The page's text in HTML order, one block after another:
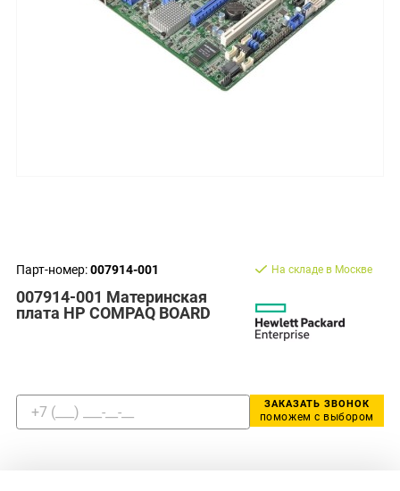
Парт-номер:007914-001
007914-001 Материнская
плата HP COMPAQ BOARD
На складе в Москве
ЗАКАЗАТЬ ЗВОНОК
поможем с выбором